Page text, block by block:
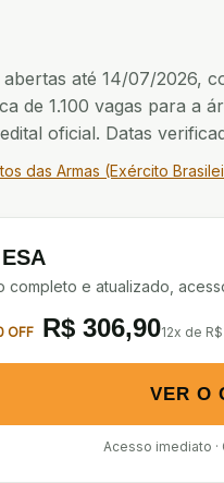
até 14/07/2026,
de 1.100 vagas para a
oficial. Datas
das Armas (Exército
completo e atualizado,
OFF R$ 306,9012x de
VER O
Acesso imediato ·